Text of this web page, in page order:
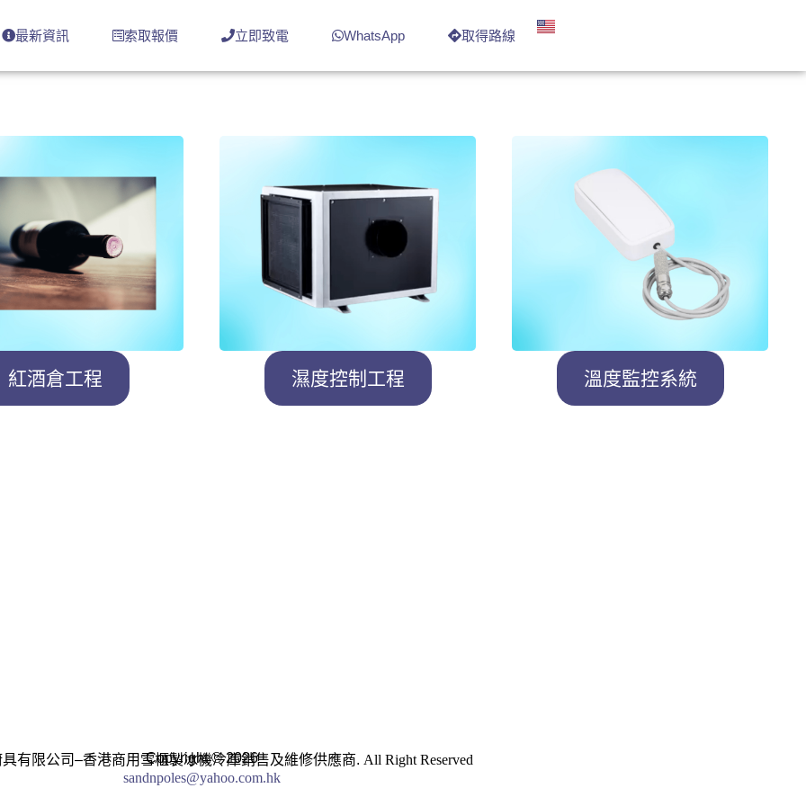
最新資訊 索取報價 立即致電 WhatsApp 取得路線
紅酒倉工程 濕度控制工程 溫度監控系統
Copyright © 2026
有限公司–香港商用雪櫃製冰機冷庫銷售及維修供應商. All Right Reserved
sandnpoles@yahoo.com.hk